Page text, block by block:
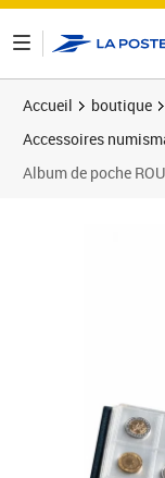
Accueil boutique
Accessoires
Album de poche